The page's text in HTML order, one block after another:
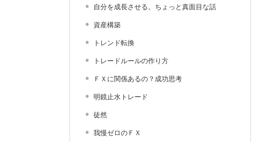
自分を成長させる。ちょっと真面目な話
資産構築
トレンド転換
トレードルールの作り方
ＦＸに関係あるの？成功思考
明鏡止水トレード
徒然
我慢ゼロのＦＸ